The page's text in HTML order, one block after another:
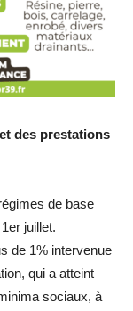
des prestations
de base
juillet.
de 1% intervenue
qui a atteint
sociaux, à